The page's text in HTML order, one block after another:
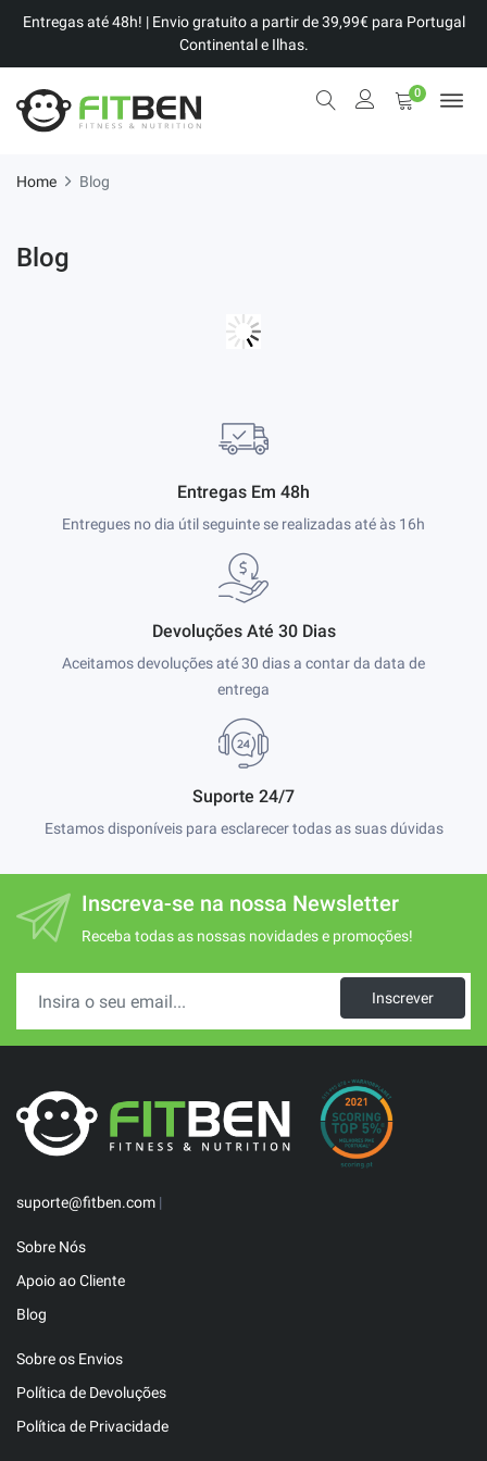
Entregas até 48h! | Envio gratuito a partir de 39,99€ para Portugal
Continental e Ilhas.
0
Home Blog
Blog
Entregas Em 48h
Entregues no dia útil seguinte se realizadas até às 16h
Devoluções Até 30 Dias
Aceitamos devoluções até 30 dias a contar da data de
entrega
Suporte 24/7
Estamos disponíveis para esclarecer todas as suas dúvidas
Inscreva-se na nossa Newsletter
Receba todas as nossas novidades e promoções!
Inscrever
suporte@fitben.com |
Sobre Nós
Apoio ao Cliente
Blog
Sobre os Envios
Política de Devoluções
Política de Privacidade